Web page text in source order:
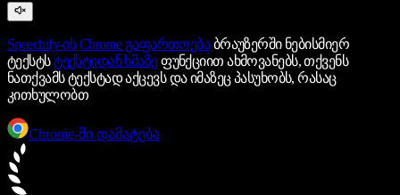
Speechify-ის Chrome გაფართოებაბრაუზერში ნებისმიერ
ტექსტსტექსტიდან ხმაზეფუნქციით ახმოვანებს, თქვენს
ნათქვამს ტექსტად აქცევს და იმაზეც პასუხობს, რასაც
კითხულობთ
Chrome-ში დამატება